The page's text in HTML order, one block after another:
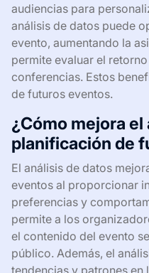
audiencias para
análisis de datos puede
evento, aumentando la
permite evaluar el
conferencias. Estos
de futuros eventos.
¿Cómo mejora
planificación de
El análisis de datos
eventos al proporcionar
preferencias y
permite a los
el contenido del evento
público. Además, el
tendencias y patrones en